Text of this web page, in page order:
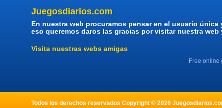
Juegosdiarios.com
En nuestra web procuramos pensar en el usuario
eso queremos daros las gracias por visitar nuestra
Visita nuestras webs amigas
Free online
Todos los derechos reservados Copyright © 2026